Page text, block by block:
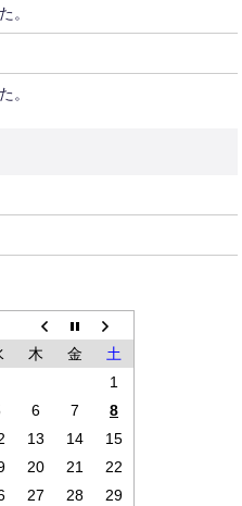
。
。
木 金
土
1
6 7
8
13 14
15
20 21
22
27 28
29